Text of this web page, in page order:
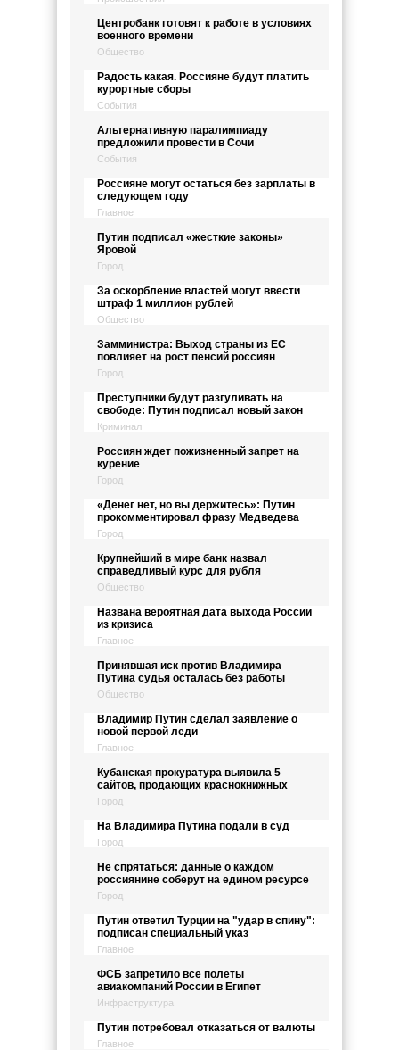
Центробанк готовят к работе в условиях
военного времени
Общество
Радость какая. Россияне будут платить
курортные сборы
События
Альтернативную паралимпиаду
предложили провести в Сочи
События
Россияне могут остаться без зарплаты в
следующем году
Главное
Путин подписал «жесткие законы»
Яровой
Город
За оскорбление властей могут ввести
штраф 1 миллион рублей
Общество
Замминистра: Выход страны из ЕС
повлияет на рост пенсий россиян
Город
Преступники будут разгуливать на
свободе: Путин подписал новый закон
Криминал
Россиян ждет пожизненный запрет на
курение
Город
«Денег нет, но вы держитесь»: Путин
прокомментировал фразу Медведева
Город
Крупнейший в мире банк назвал
справедливый курс для рубля
Общество
Названа вероятная дата выхода России
из кризиса
Главное
Принявшая иск против Владимира
Путина судья осталась без работы
Общество
Владимир Путин сделал заявление о
новой первой леди
Главное
Кубанская прокуратура выявила 5
сайтов, продающих краснокнижных
Город
На Владимира Путина подали в суд
Город
Не спрятаться: данные о каждом
россиянине соберут на едином ресурсе
Город
Путин ответил Турции на "удар в спину":
подписан специальный указ
Главное
ФСБ запретило все полеты
авиакомпаний России в Египет
Инфраструктура
Путин потребовал отказаться от валюты
Главное